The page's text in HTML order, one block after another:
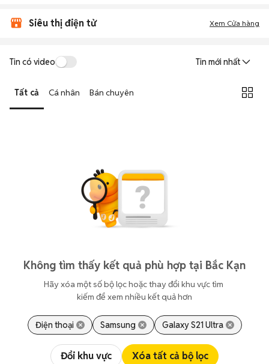
Bắc Kạn từ nhiều cá nhân muốn lên đời máy, mang đến đa dạng sự lựa
chọn về tình trạng bảo hành, hình thức máy và màu sắc.
đánh giá chính xác hiệu năng thực tế của máy so với mô tả trên
Mua bán linh hoạt: Hai bên có thể chủ động thỏa thuận giá cả và
địa điểm giao nhận, chốt giao dịch nhanh chóng khi đạt được
Siêu thị điện tử Xem Cửa hàng
Tin có video Tin mới nhất
Tất cả Cá nhân Bán chuyên
Không tìm thấy kết quả phù hợp tại Bắc Kạn
Hãy xóa một số bộ lọc hoặc thay đổi khu vực tìm
kiếm để xem nhiều kết quả hơn
Điện thoại Samsung Galaxy S21 Ultra
Đổi khu vực Xóa tất cả bộ lọc